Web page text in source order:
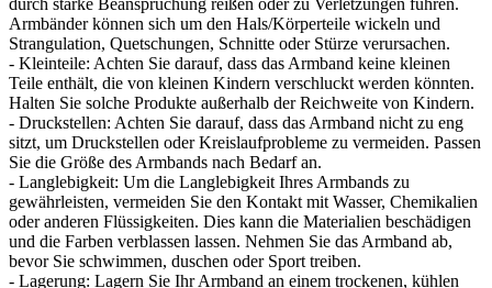
Armbänder können sich um den Hals/Körperteile wickeln und
Strangulation, Quetschungen, Schnitte oder Stürze verursachen.
- Kleinteile: Achten Sie darauf, dass das Armband keine kleinen
Teile enthält, die von kleinen Kindern verschluckt werden könnten.
Halten Sie solche Produkte außerhalb der Reichweite von Kindern.
- Druckstellen: Achten Sie darauf, dass das Armband nicht zu eng
sitzt, um Druckstellen oder Kreislaufprobleme zu vermeiden. Passen
Sie die Größe des Armbands nach Bedarf an.
- Langlebigkeit: Um die Langlebigkeit Ihres Armbands zu
gewährleisten, vermeiden Sie den Kontakt mit Wasser, Chemikalien
oder anderen Flüssigkeiten. Dies kann die Materialien beschädigen
und die Farben verblassen lassen. Nehmen Sie das Armband ab,
bevor Sie schwimmen, duschen oder Sport treiben.
- Lagerung: Lagern Sie Ihr Armband an einem trockenen, kühlen